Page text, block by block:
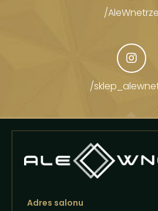
/AleWnetrze
/
Adres salonu